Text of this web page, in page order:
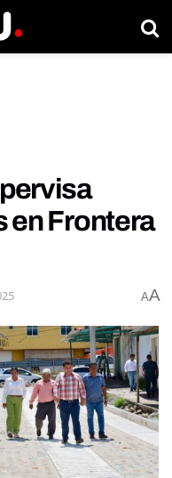
en Frontera
AA